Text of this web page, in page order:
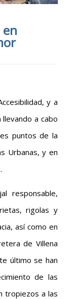
y a
a cabo
puntos de la
Urbanas, y en
responsable,
rigolas y
así como en
de Villena
último se han
de las
tropiezos a las